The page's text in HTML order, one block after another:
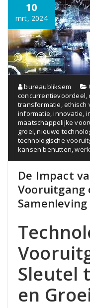
10
mrt, 2024
bureaubliksem
concurrentievoordeel,
transformatie,ethisch
informatie,innovatie,
maatschappelijke
groei,nieuwe
technologische
kansen benutten,
De Impact
Vooruitgang
Samenleving
Sleutel
en